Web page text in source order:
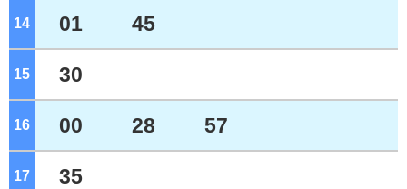
14 01 45
15 30
16 00 28 57
17 35